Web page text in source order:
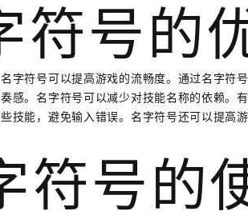
符号的
字符号可以提高游戏的流畅度。通过名字符
感。名字符号可以减少对技能名称的依赖。
技能，避免输入错误。名字符号还可以提高
符号的